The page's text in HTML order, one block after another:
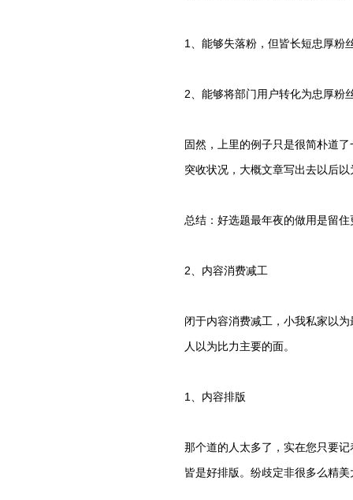
1、能够失落粉，但皆长短忠厚粉
2、能够将部门用户转化为忠厚粉
固然，上里的例子只是很简朴道
突收状况，大概文章写出去以后
总结：好选题最年夜的做用是留
2、内容消费减工
闭于内容消费减工，小我私家以
人以为比力主要的面。
1、内容排版
那个道的人太多了，实在您只要
皆是好排版。纷歧定非很多么精